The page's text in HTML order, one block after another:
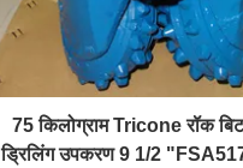
75 किलोग्राम Tricone रॉक
ड्रिलिंग उपकरण 9 1/2